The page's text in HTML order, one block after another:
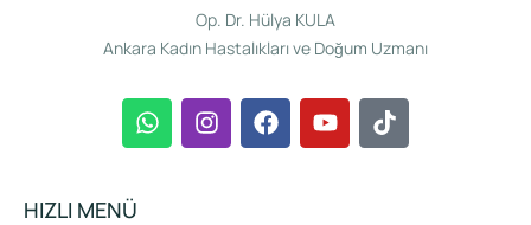
Op. Dr. Hülya KULA
Ankara Kadın Hastalıkları ve Doğum Uzmanı
HIZLI MENÜ